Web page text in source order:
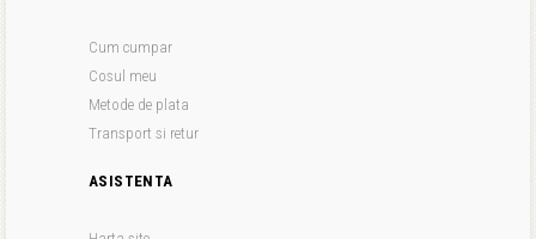
Cum cumpar
Cosul meu
Metode de plata
Transport si retur
ASISTENTA